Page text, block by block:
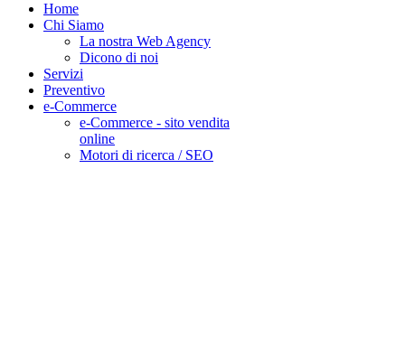
Home
Chi Siamo
La nostra Web Agency
Dicono di noi
Servizi
Preventivo
e-Commerce
e-Commerce - sito vendita
online
Motori di ricerca / SEO